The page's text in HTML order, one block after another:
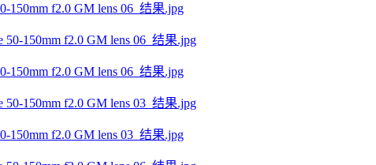
f2.0 GM lens 06_结果.jpg
f2.0 GM lens 06_结果.jpg
f2.0 GM lens 03_结果.jpg